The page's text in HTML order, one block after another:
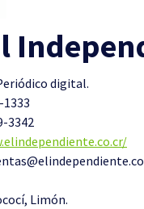
digital.
1333
3342
Limón.